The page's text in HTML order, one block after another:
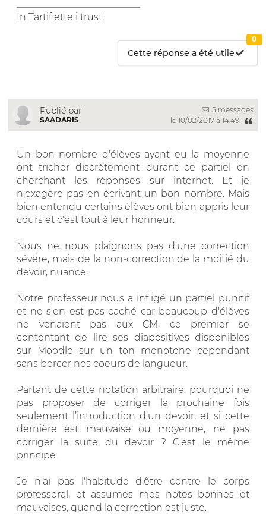
In Tartiflette i trust
Cette réponse a été utile
0
Publié par
SAADARIS
5 messages
le 10/02/2017 à 14:49
Un bon nombre d'élèves ayant eu la moyenne
ont tricher discrètement durant ce partiel en
cherchant les réponses sur internet. Et je
n'exagère pas en écrivant un bon nombre. Mais
bien entendu certains élèves ont bien appris leur
cours et c'est tout à leur honneur.
Nous ne nous plaignons pas d'une correction
sévère, mais de la non-correction de la moitié du
devoir, nuance.
Notre professeur nous a infligé un partiel punitif
et ne s'en est pas caché car beaucoup d'élèves
ne venaient pas aux CM, ce premier se
contentant de lire ses diapositives disponibles
sur Moodle sur un ton monotone cependant
sans bercer nos coeurs de langueur.
Partant de cette notation arbitraire, pourquoi ne
pas proposer de corriger la prochaine fois
seulement l’introduction d’un devoir, et si cette
dernière est mauvaise ou moyenne, ne pas
corriger la suite du devoir ? C'est le même
principe.
Je n'ai pas l'habitude d'être contre le corps
professoral, et assumes mes notes bonnes et
mauvaises, quand la correction est juste.